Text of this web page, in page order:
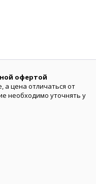
офертой
а цена отличаться от
необходимо уточнять у